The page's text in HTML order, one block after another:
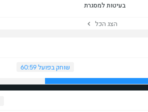
בעיטות למסגרת
הצג הכל
שוחק בפועל 60:59